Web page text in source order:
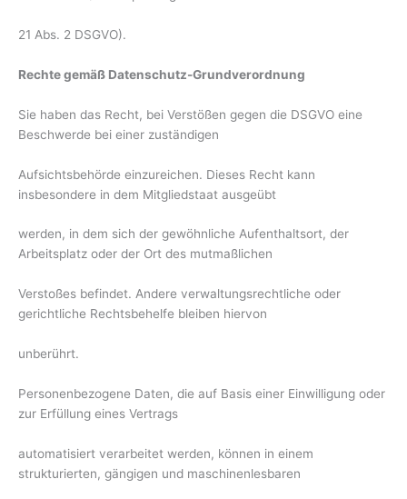
21 Abs. 2 DSGVO).
Rechte gemäß Datenschutz-Grundverordnung
Sie haben das Recht, bei Verstößen gegen die DSGVO eine
Beschwerde bei einer zuständigen
Aufsichtsbehörde einzureichen. Dieses Recht kann
insbesondere in dem Mitgliedstaat ausgeübt
werden, in dem sich der gewöhnliche Aufenthaltsort, der
Arbeitsplatz oder der Ort des mutmaßlichen
Verstoßes befindet. Andere verwaltungsrechtliche oder
gerichtliche Rechtsbehelfe bleiben hiervon
unberührt.
Personenbezogene Daten, die auf Basis einer Einwilligung oder
zur Erfüllung eines Vertrags
automatisiert verarbeitet werden, können in einem
strukturierten, gängigen und maschinenlesbaren